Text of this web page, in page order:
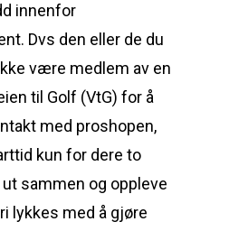
innenfor
Dvs den eller de du
være medlem av en
til Golf (VtG) for å
med proshopen,
kun for dere to
ut sammen og oppleve
lykkes med å gjøre